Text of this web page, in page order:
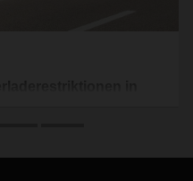
gelten (s.